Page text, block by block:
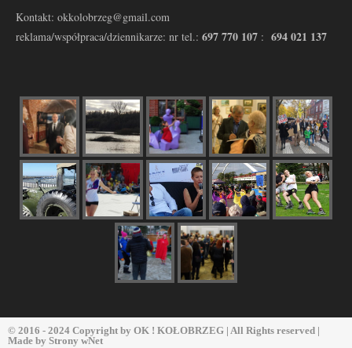
Kontakt: okkolobrzeg@gmail.com
reklama/współpraca/dziennikarze: nr tel.: 697 770 107 : 694 021 137
© 2016 - 2024 Copyright by OK ! KOŁOBRZEG | All Rights reserved |
Made by Strony wNet